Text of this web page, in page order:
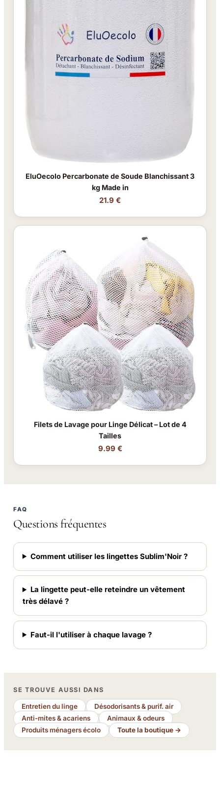
EluOecolo Percarbonate de Soude Blanchissant 3
kg Made in
21.9 €
Filets de Lavage pour Linge Délicat – Lot de 4
Tailles
9.99 €
FAQ
Questions fréquentes
Comment utiliser les lingettes Sublim'Noir ?
La lingette peut-elle reteindre un vêtement
très délavé ?
Faut-il l'utiliser à chaque lavage ?
SE TROUVE AUSSI DANS
Entretien du linge
Désodorisants & purif. air
Anti-mites & acariens
Animaux & odeurs
Produits ménagers écolo
Toute la boutique →